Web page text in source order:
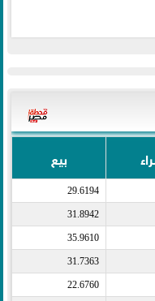
بيع
29.6194
31.8942
35.9610
31.7363
22.6760